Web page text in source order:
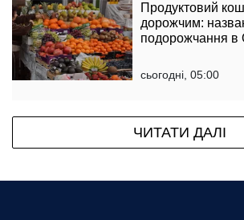
Продуктовий
дорожчим:
подорожчання в
сьогодні, 05:00
ЧИТАТИ ДАЛІ